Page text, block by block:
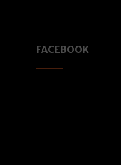
FACEBOOK